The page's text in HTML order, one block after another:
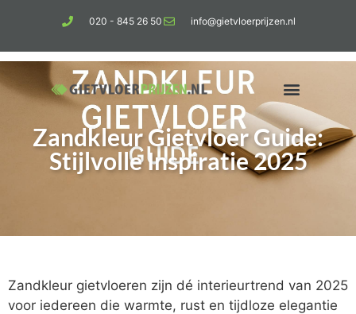
020 - 845 26 50 info@gietvloerprijzen.nl
Zandkleur Gietvloer Guide:
Stijlvolle Inspiratie 2025
Zandkleur gietvloeren zijn dé interieurtrend van 2025
voor iedereen die warmte, rust en tijdloze elegantie